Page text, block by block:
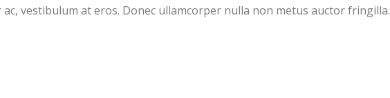
vestibulum at eros. Donec ullamcorper nulla non metus auctor fringilla.